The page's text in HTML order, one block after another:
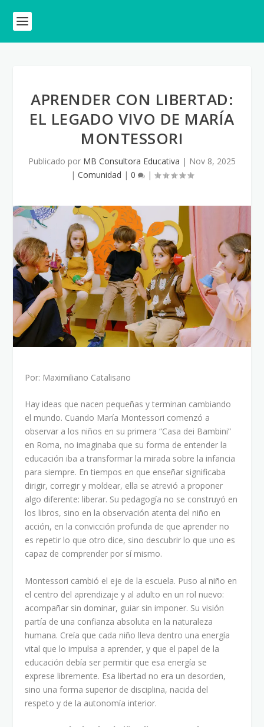
APRENDER CON LIBERTAD:
EL LEGADO VIVO DE MARÍA
MONTESSORI
Publicado por MB Consultora Educativa | Nov 8, 2025
| Comunidad | 0 |
Por: Maximiliano Catalisano
Hay ideas que nacen pequeñas y terminan cambiando
el mundo. Cuando María Montessori comenzó a
observar a los niños en su primera “Casa dei Bambini”
en Roma, no imaginaba que su forma de entender la
educación iba a transformar la mirada sobre la infancia
para siempre. En tiempos en que enseñar significaba
dirigir, corregir y moldear, ella se atrevió a proponer
algo diferente: liberar. Su pedagogía no se construyó en
los libros, sino en la observación atenta del niño en
acción, en la convicción profunda de que aprender no
es repetir lo que otro dice, sino descubrir lo que uno es
capaz de comprender por sí mismo.
Montessori cambió el eje de la escuela. Puso al niño en
el centro del aprendizaje y al adulto en un rol nuevo:
acompañar sin dominar, guiar sin imponer. Su visión
partía de una confianza absoluta en la naturaleza
humana. Creía que cada niño lleva dentro una energía
vital que lo impulsa a aprender, y que el papel de la
educación debía ser permitir que esa energía se
exprese libremente. Esa libertad no era un desorden,
sino una forma superior de disciplina, nacida del
respeto y de la autonomía interior.